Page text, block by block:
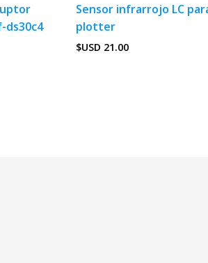
ds30c4
Sensor infrarrojo LC
plotter
$USD 21.00